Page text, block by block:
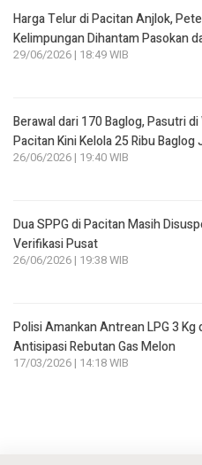
Harga Telur di Pacitan Anjlok,
Kelimpungan Dihantam Pasokan
29/06/2026 | 18:49 WIB
Berawal dari 170 Baglog, Pasutri
Pacitan Kini Kelola 25 Ribu Baglog
26/06/2026 | 19:40 WIB
Dua SPPG di Pacitan Masih
Verifikasi Pusat
26/06/2026 | 19:38 WIB
Polisi Amankan Antrean LPG 3 Kg
Antisipasi Rebutan Gas Melon
17/03/2026 | 14:18 WIB